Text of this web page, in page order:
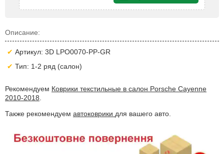
Описание:
Артикул: 3D LPO0070-PP-GR
Тип: 1-2 ряд (салон)
Рекомендуем Коврики текстильные в салон Porsche Cayenne
2010-2018
Также рекомендуем автоковрики для вашего авто.